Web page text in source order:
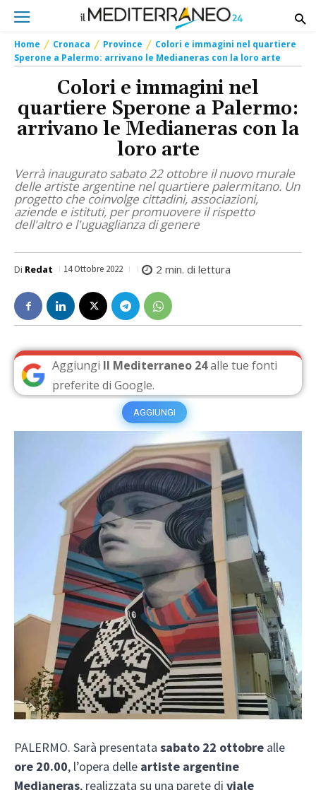
Home Cronaca Province
Colori e immagini nel quartiere
Sperone a Palermo: arrivano le Medianeras con la loro arte
Colori e immagini nel
quartiere Sperone a Palermo:
arrivano le Medianeras con la
loro arte
Verrà inaugurato sabato 22 ottobre il nuovo murale
delle artiste argentine nel quartiere palermitano. Un
progetto che coinvolge cittadini, associazioni,
aziende e istituti, per promuovere il rispetto
dell'altro e l'uguaglianza di genere
Di Redat 14 Ottobre 2022 2 min. di lettura
Aggiungi Il Mediterraneo 24alle tue fonti
preferite di Google.
AGGIUNGI
PALERMO. Sarà presentata sabato 22 ottobre alle
ore 20.00, l’opera delle artiste argentine
Medianeras, realizzata su una parete di viale